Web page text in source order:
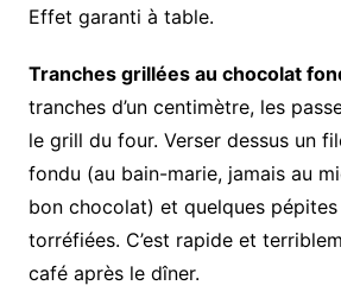
Effet garanti à table.
Tranches grillées au chocolat
tranches d’un centimètre, les
le grill du four. Verser dessus un
fondu (au bain-marie, jamais au
bon chocolat) et quelques
torréfiées. C’est rapide et
café après le dîner.